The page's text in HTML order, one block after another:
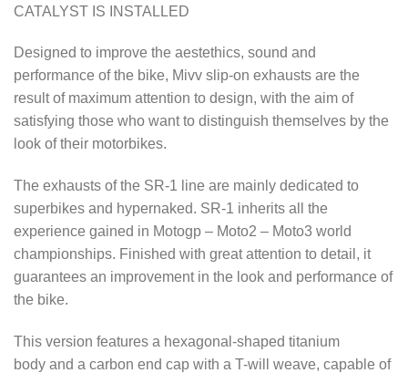
CATALYST IS INSTALLED
Designed to improve the aestethics, sound and
performance of the bike, Mivv slip-on exhausts are the
result of maximum attention to design, with the aim of
satisfying those who want to distinguish themselves by the
look of their motorbikes.
The exhausts of the SR-1 line are mainly dedicated to
superbikes and hypernaked. SR-1 inherits all the
experience gained in Motogp – Moto2 – Moto3 world
championships. Finished with great attention to detail, it
guarantees an improvement in the look and performance of
the bike.
This version features a hexagonal-shaped titanium
body and a carbon end cap with a T-will weave, capable of